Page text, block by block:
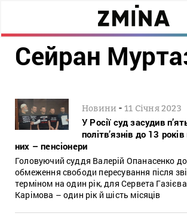
Сейран
Новини -11 Січня 2023
У Росії суд засудив
політв’язнів до 13
них – пенсіонери
Головуючий суддя Валерій Опанасенко
обмеження свободи пересування після
терміном на один рік, для Сервета
Карімова – один рік й шість місяців